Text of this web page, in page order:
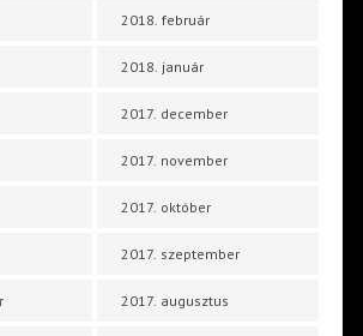
2018. február
2018. január
2017. december
2017. november
2017. október
2017. szeptember
2017. augusztus